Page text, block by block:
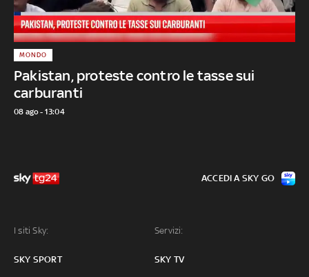
Pakistan, proteste contro le tasse sui
carburanti
MONDO
08 ago - 13:04
I siti Sky:
SKY SPORT
Servizi:
SKY TV
ACCEDI A SKY GO